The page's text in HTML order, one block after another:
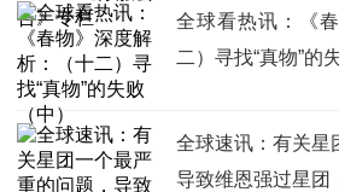
全球看热讯：《
二）寻找“真物”的
全球速讯：有关星
导致维恩强过星团